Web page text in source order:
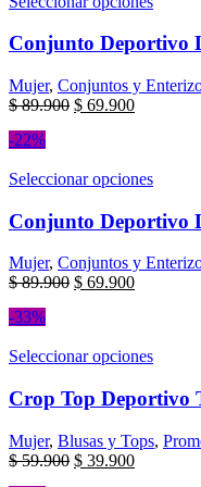
Conjunto Deportivo
Mujer, Conjuntos y
$89.900 $ 69.900
-22%
Seleccionar opciones
Conjunto Deportivo
Mujer, Conjuntos y
$89.900 $ 69.900
-33%
Seleccionar opciones
Crop Top Deportivo
Mujer, Blusas y Tops,
$59.900 $ 39.900